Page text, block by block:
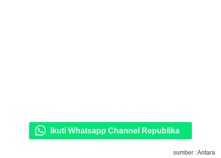
Ikuti Whatsapp Channel Republika
sumber : Antara